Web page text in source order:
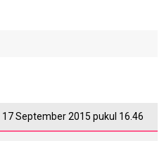
17 September 2015 pukul 16.46